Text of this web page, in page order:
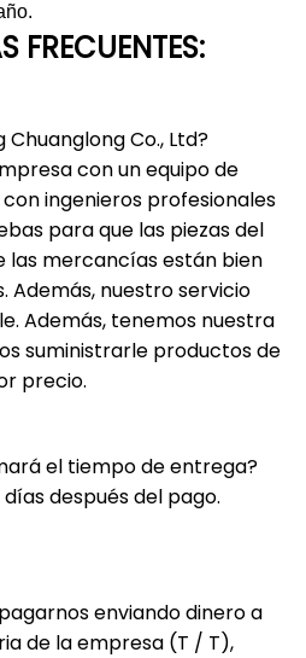
FRECUENTES:
Chuanglong Co., Ltd?
con un equipo de
ingenieros profesionales
para que las piezas del
las mercancías están bien
Además, nuestro servicio
Además, tenemos nuestra
suministrarle productos de
precio.
el tiempo de entrega?
después del pago.
enviando dinero a
de la empresa (T / T),